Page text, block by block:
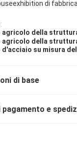
di
agricolo della
agricolo della
d'acciaio su misura
di base
pagamento e